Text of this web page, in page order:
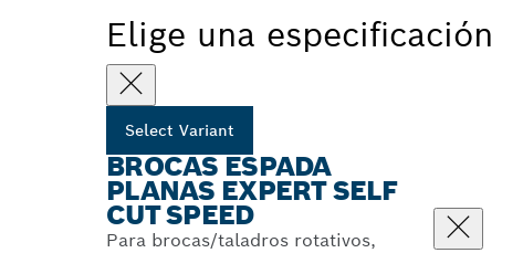
Elige una especificación
Select Variant
BROCAS ESPADA
PLANAS EXPERT SELF
CUT SPEED
Para brocas/taladros rotativos,